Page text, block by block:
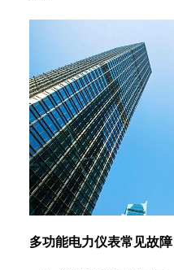
多功能电力仪表常见故障